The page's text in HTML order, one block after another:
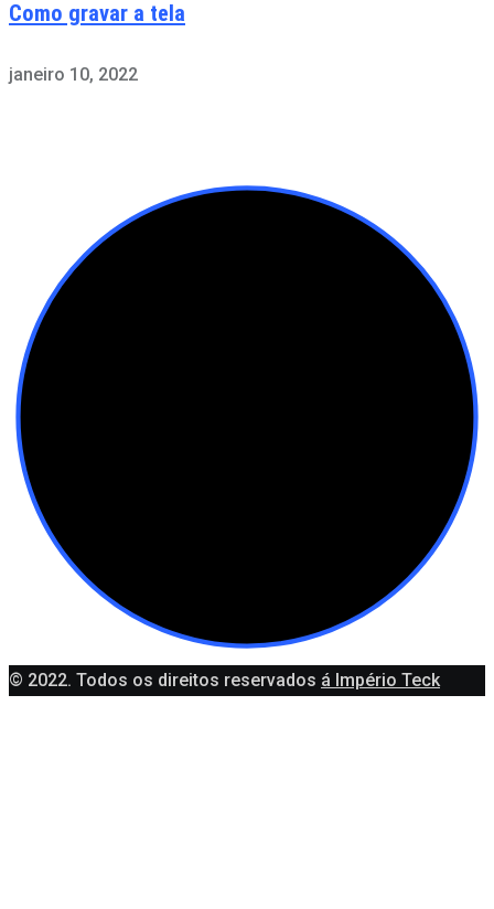
Como gravar a tela
janeiro 10, 2022
© 2022. Todos os direitos reservados á Império Teck